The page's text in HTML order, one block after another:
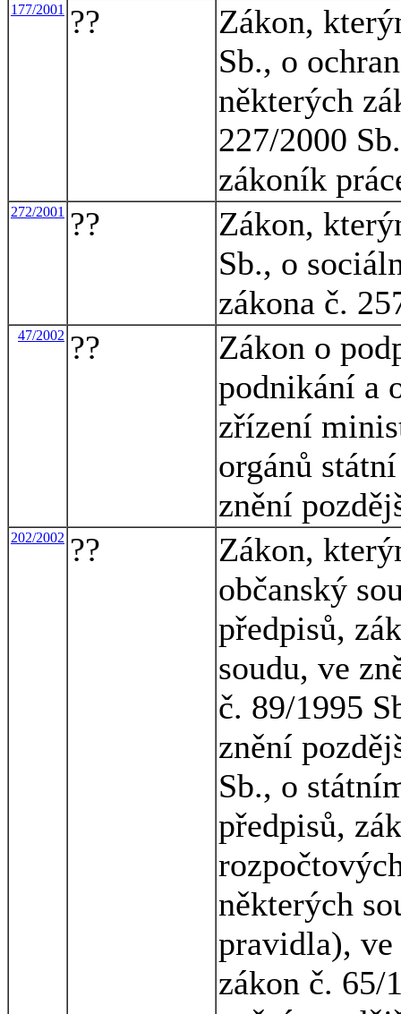
177/2001 ??
Zákon,
Sb., o
některých
227/2000
zákoník
272/2001 ??
Zákon,
Sb., o
zákona č.
47/2002 ??
Zákon o
podnikání a
zřízení
orgánů
znění
202/2002 ??
Zákon,
občanský
předpisů,
soudu, ve
č. 89/1995
znění
Sb., o
předpisů,
některých
pravidla), ve
zákon č. 65/